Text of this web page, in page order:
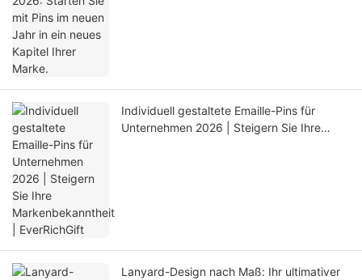
Individuell gestaltete Emaille-Pins für
Unternehmen 2026 | Steigern Sie Ihre
Lanyard-Design nach Maß: Ihr ultimativer